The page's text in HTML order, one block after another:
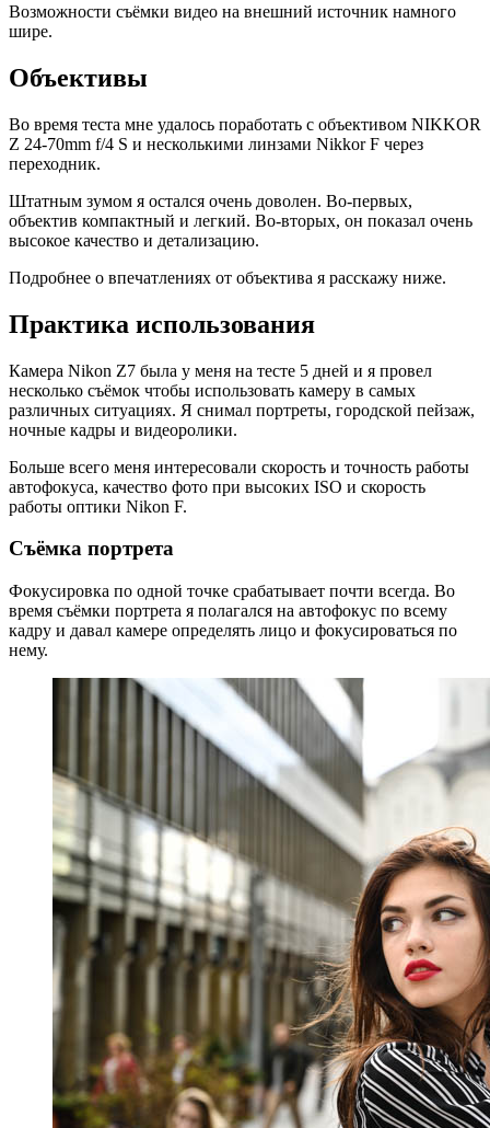
Возможности съёмки видео на внешний источник намного
шире.
Объективы
Во время теста мне удалось поработать с объективом NIKKOR
Z 24-70mm f/4 S и несколькими линзами Nikkor F через
переходник.
Штатным зумом я остался очень доволен. Во-первых,
объектив компактный и легкий. Во-вторых, он показал очень
высокое качество и детализацию.
Подробнее о впечатлениях от объектива я расскажу ниже.
Практика использования
Камера Nikon Z7 была у меня на тесте 5 дней и я провел
несколько съёмок чтобы использовать камеру в самых
различных ситуациях. Я снимал портреты, городской пейзаж,
ночные кадры и видеоролики.
Больше всего меня интересовали скорость и точность работы
автофокуса, качество фото при высоких ISO и скорость
работы оптики Nikon F.
Съёмка портрета
Фокусировка по одной точке срабатывает почти всегда. Во
время съёмки портрета я полагался на автофокус по всему
кадру и давал камере определять лицо и фокусироваться по
нему.